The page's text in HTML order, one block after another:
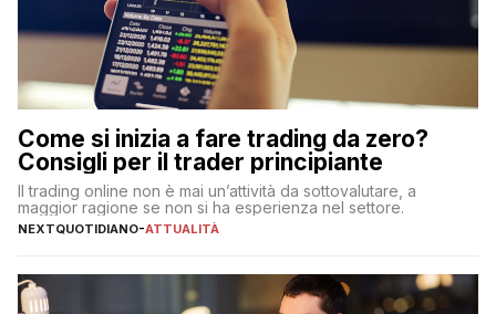
Come si inizia a fare trading da zero?
Consigli per il trader principiante
Il trading online non è mai un’attività da sottovalutare, a
maggior ragione se non si ha esperienza nel settore.
NEXTQUOTIDIANO-ATTUALITÀ